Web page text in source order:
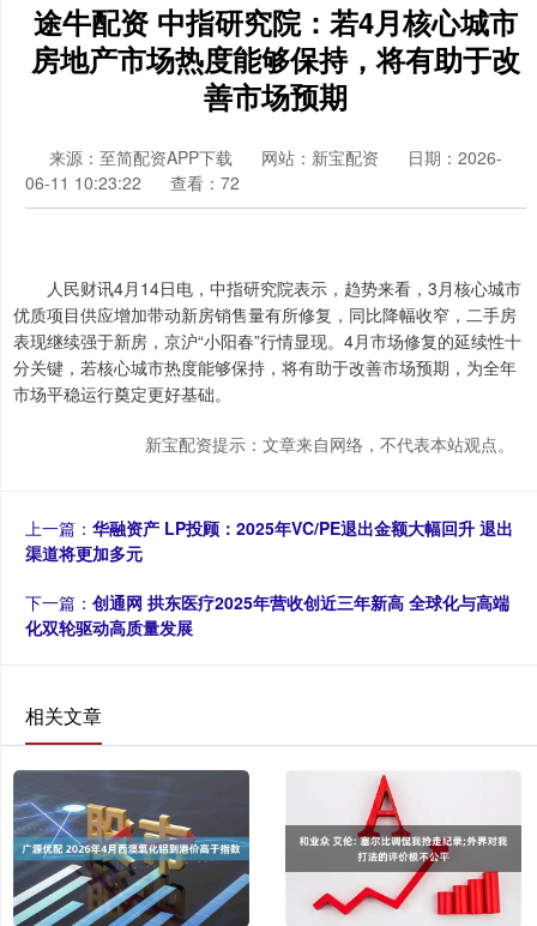
途牛配资 中指研究院：若4月核心城市
房地产市场热度能够保持，将有助于改
善市场预期
来源：至简配资APP下载 网站：新宝配资
日期：2026-
06-11 10:23:22
查看：72
人民财讯4月14日电，中指研究院表示，趋势来看，3月核心城市
优质项目供应增加带动新房销售量有所修复，同比降幅收窄，二手房
表现继续强于新房，京沪“小阳春”行情显现。4月市场修复的延续性十
分关键，若核心城市热度能够保持，将有助于改善市场预期，为全年
市场平稳运行奠定更好基础。
新宝配资提示：文章来自网络，不代表本站观点。
上一篇： 华融资产 LP投顾：2025年VC/PE退出金额大幅回升 退出
渠道将更加多元
下一篇： 创通网 拱东医疗2025年营收创近三年新高 全球化与高端
化双轮驱动高质量发展
相关文章